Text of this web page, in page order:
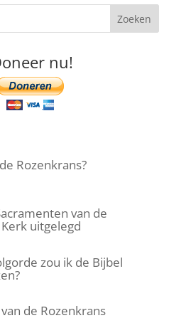
nu!
Rozenkrans?
van de
uitgelegd
zou ik de Bijbel
de Rozenkrans